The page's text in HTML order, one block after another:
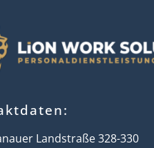
Landstraße 328-330